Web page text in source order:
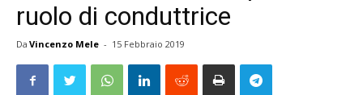
ruolo di conduttrice
Da Vincenzo Mele - 15 Febbraio 2019